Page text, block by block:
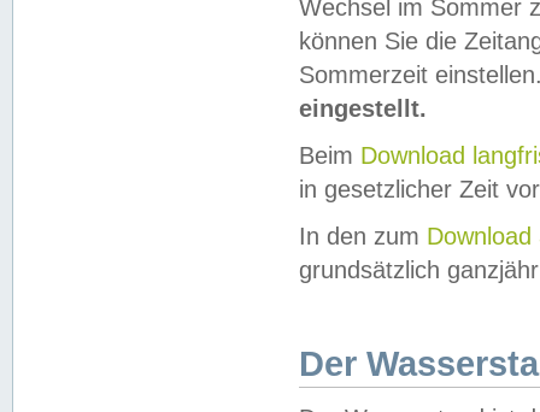
Wechsel im Sommer
können Sie die
Sommerzeit
eingestellt.
Beim Download
in gesetzlicher Zeit
In den zum Download
grundsätzlich
Der